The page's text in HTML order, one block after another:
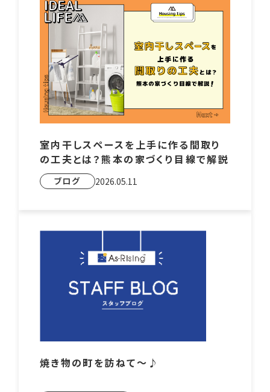
室内干しスペースを上手に作る間取り
の工夫とは？熊本の家づくり目線で解説
ブログ 2026.05.11
焼き物の町を訪ねて～♪